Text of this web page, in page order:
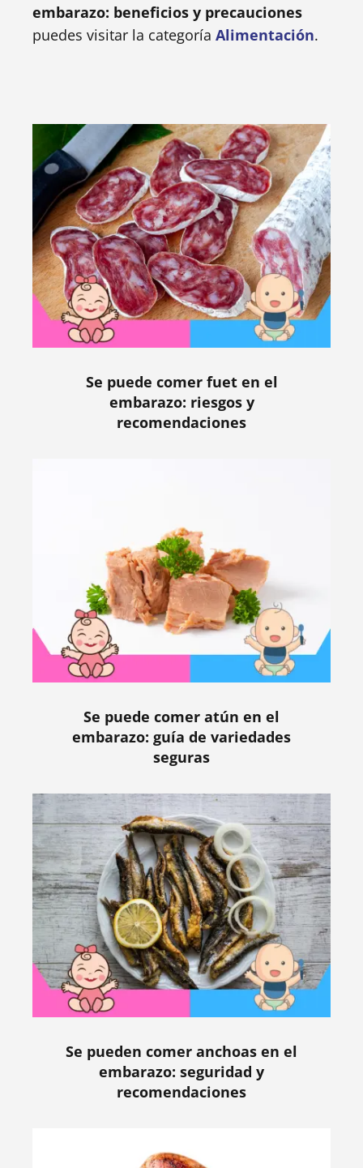
embarazo: beneficios y precauciones
puedes visitar la categoría Alimentación.
Se puede comer fuet en el
embarazo: riesgos y
recomendaciones
Se puede comer atún en el
embarazo: guía de variedades
seguras
Se pueden comer anchoas en el
embarazo: seguridad y
recomendaciones